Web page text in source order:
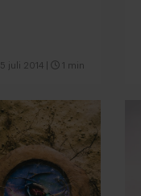
15 juli 2014 1 min